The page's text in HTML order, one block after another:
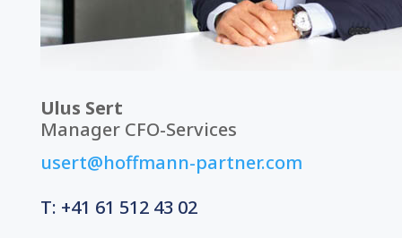
Ulus Sert
Manager CFO-Services
usert@hoffmann-partner.com
T: +41 61 512 43 02